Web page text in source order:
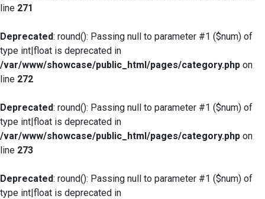
line 271
Deprecated: round(): Passing null to parameter #1 ($num) of
type int|float is deprecated in
/var/www/showcase/public_html/pages/category.php on
line 272
Deprecated: round(): Passing null to parameter #1 ($num) of
type int|float is deprecated in
/var/www/showcase/public_html/pages/category.php on
line 273
Deprecated: round(): Passing null to parameter #1 ($num) of
type int|float is deprecated in